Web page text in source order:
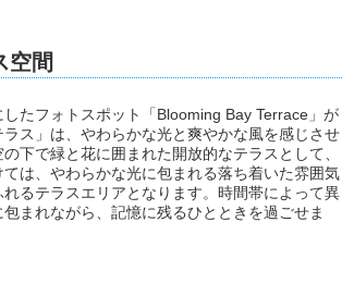
空間
たフォトスポット「Blooming Bay Terrace」が
ス」は、やわらかな光と爽やかな風を感じさせ
下で緑と花に囲まれた開放的なテラスとして、
は、やわらかな光に包まれる落ち着いた雰囲気
るテラスエリアとなります。時間帯によって異
まれながら、記憶に残るひとときを過ごせま